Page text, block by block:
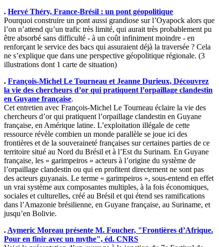
. Hervé Théry, France-Brésil : un pont géopolitique
Pourquoi construire un pont aussi grandiose sur l’Oyapock alors que
l’on n’attend qu’un trafic très limité, qui aurait très probablement pu
être absorbé sans difficulté - à un coût infiniment moindre - en
renforçant le service des bacs qui assuraient déjà la traversée ? Cela
ne s’explique que dans une perspective géopolitique régionale. (3
illustrations dont 1 carte de situation)
. François-Michel Le Tourneau et Jeanne Durieux, Découvrez
la vie des chercheurs d’or qui pratiquent l’orpaillage clandestin
en Guyane française.
Cet entretien avec François-Michel Le Tourneau éclaire la vie des
chercheurs d’or qui pratiquent l’orpaillage clandestin en Guyane
française, en Amérique latine. L’exploitation illégale de cette
ressource révèle combien un monde parallèle se joue ici des
frontières et de la souveraineté françaises sur certaines parties de ce
territoire situé au Nord du Brésil et à l’Est du Surinam. En Guyane
française, les « garimpeiros » acteurs à l’origine du système de
l’orpaillage clandestin ou qui en profitent directement ne sont pas
des acteurs guyanais. Le terme « garimpeiros », sous-entend en effet
un vrai système aux composantes multiples, à la fois économiques,
sociales et culturelles, créé au Brésil et qui étend ses ramifications
dans l’Amazonie brésilienne, en Guyane française, au Suriname, et
jusqu’en Bolivie.
.Aymeric Moreau présente M. Foucher, "Frontières d’Afrique.
Pour en finir avec un mythe", éd. CNRS